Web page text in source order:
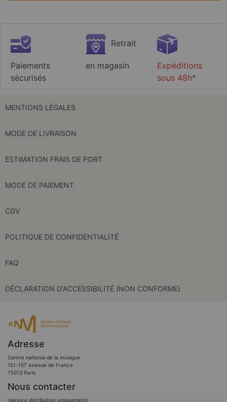
Paiements
sécurisés
Retrait
en magasin
Expéditions
sous 48h*
MENTIONS LÉGALES
MODE DE LIVRAISON
ESTIMATION FRAIS DE PORT
MODE DE PAIEMENT
CGV
POLITIQUE DE CONFIDENTIALITÉ
FAQ
DÉCLARATION D'ACCESSIBILITÉ (NON CONFORME)
Adresse
Centre national de la musique
151-157 avenue de France
75013 Paris
Nous contacter
(service distribution uniquement)